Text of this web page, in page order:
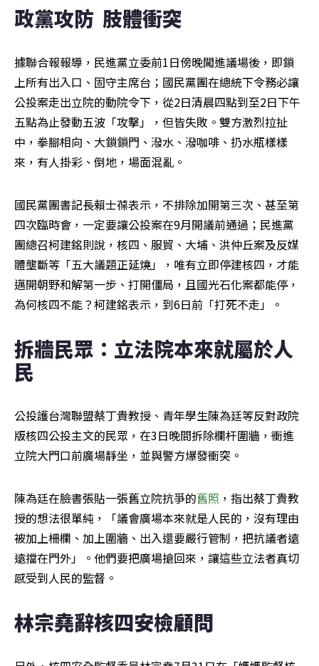
政黨攻防  肢體衝突
據聯合報報導，民進黨立委前1日傍晚闖進議場後，即鎖
上所有出入口、固守主席台；國民黨團在總統下令務必讓
公投案走出立院的動院令下，從2日清晨四點到至2日下午
五點為止發動五波「攻擊」，但皆失敗。雙方激烈拉扯
中，拳腳相向、大鎖鎖門、潑水、潑咖啡、扔水瓶樣樣
來，有人掛彩、倒地，場面混亂。
國民黨團書記長賴士葆表示，不排除加開第三次、甚至第
四次臨時會，一定要讓公投案在9月開議前通過；民進黨
團總召柯建銘則說，核四、服貿、大埔、洪仲丘案及反媒
體壟斷等「五大議題正延燒」，唯有立即停建核四，才能
邁開朝野和解第一步、打開僵局，且國光石化案都能停，
為何核四不能？柯建銘表示，到6日前「打死不走」。
拆牆民眾：立法院本來就屬於人
民
公投護台灣聯盟蔡丁貴教授、青年學生陳為廷等反對政院
版核四公投主文的民眾，在3日晚間拆除欄杆圍牆，衝進
立院大門口前廣場靜坐，並與警方爆發衝突。
陳為廷在臉書張貼一張舊立院抗爭的舊照 ，指出蔡丁貴教
授的想法很單純，「議會廣場本來就是人民的，沒有理由
被加上柵欄、加上圍牆、出入還要嚴行管制，把抗議者遠
遠擋在門外」。他們要把廣場搶回來，讓這些立法者真切
感受到人民的監督。
林宗堯辭核四安檢顧問